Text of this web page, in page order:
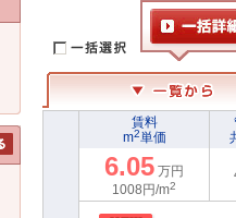
賃料
m2単価
6.05 万円
1008円/m2